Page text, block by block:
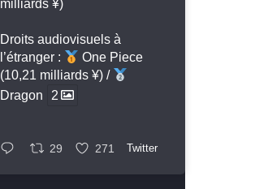
milliards ¥)
Droits audiovisuels à
l’étranger :
One Piece
(10,21 milliards ¥) /
Dragon
2
29 271 Twitter